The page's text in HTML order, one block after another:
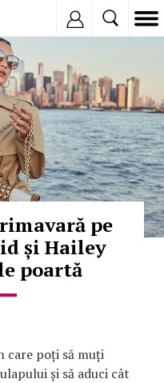
pe
și Hailey
poartă
care poți să muți
și să aduci cât